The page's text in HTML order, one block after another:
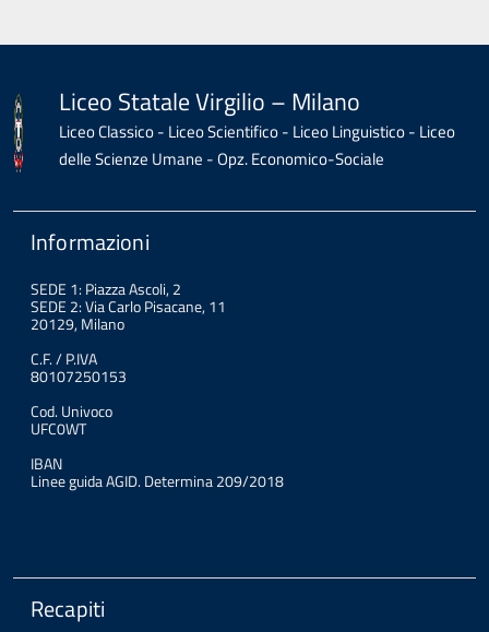
Liceo Statale Virgilio – Milano
Liceo Classico - Liceo Scientifico - Liceo Linguistico - Liceo
delle Scienze Umane - Opz. Economico-Sociale
Informazioni
SEDE 1: Piazza Ascoli, 2
SEDE 2: Via Carlo Pisacane, 11
20129, Milano
C.F. / P.IVA
80107250153
Cod. Univoco
UFC0WT
IBAN
Linee guida AGID. Determina 209/2018
Recapiti